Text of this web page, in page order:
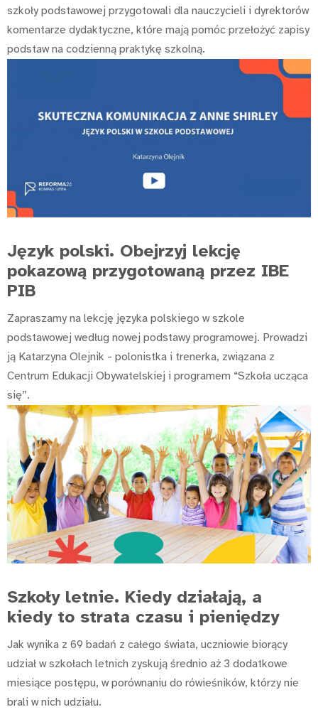
szkoły podstawowej przygotowali dla nauczycieli i dyrektorów
komentarze dydaktyczne, które mają pomóc przełożyć zapisy
podstaw na codzienną praktykę szkolną.
Język polski. Obejrzyj lekcję
pokazową przygotowaną przez IBE
PIB
Zapraszamy na lekcję języka polskiego w szkole
podstawowej według nowej podstawy programowej. Prowadzi
ją Katarzyna Olejnik - polonistka i trenerka, związana z
Centrum Edukacji Obywatelskiej i programem “Szkoła ucząca
się”.
Szkoły letnie. Kiedy działają, a
kiedy to strata czasu i pieniędzy
Jak wynika z 69 badań z całego świata, uczniowie biorący
udział w szkołach letnich zyskują średnio aż 3 dodatkowe
miesiące postępu, w porównaniu do rówieśników, którzy nie
brali w nich udziału.